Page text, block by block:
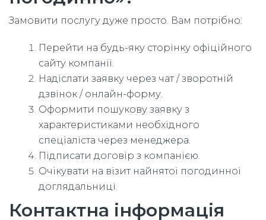
Замовити послугу дуже просто. Вам потрібно:
Перейти на будь-яку сторінку офіційного
сайту компанії.
Надіслати заявку через чат / зворотній
дзвінок / онлайн-форму.
Оформити пошукову заявку з
характеристиками необхідного
спеціаліста через менеджера.
Підписати договір з компанією.
Очікувати на візит найнятої погодинної
доглядальниці.
Контактна інформація